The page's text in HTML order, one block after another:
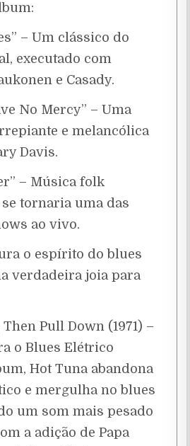
– Um clássico do
executado com
e Casady.
No Mercy” – Uma
e melancólica
Davis.
– Música folk
tornaria uma das
ao vivo.
o espírito do blues
verdadeira joia para
Pull Down (1971) –
o Blues Elétrico
Hot Tuna abandona
e mergulha no blues
um som mais pesado
a adição de Papa